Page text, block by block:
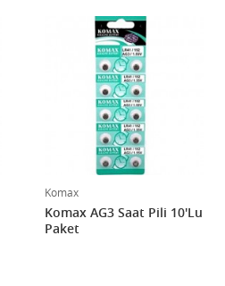
Komax
Komax AG3 Saat Pili 10'Lu
Paket